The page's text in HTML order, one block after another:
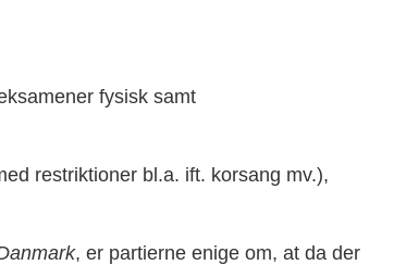
fysisk samt
restriktioner bl.a. ift. korsang mv.),
, er partierne enige om, at da der